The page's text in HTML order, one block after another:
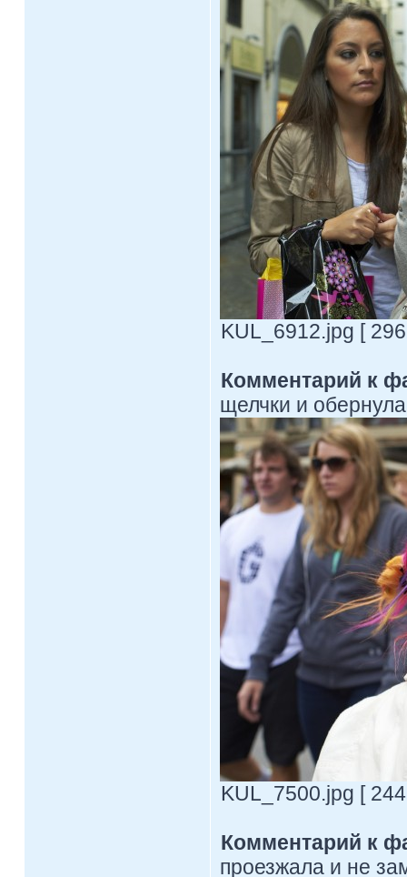
KUL_6912.jpg [
Комментарий к
щелчки и
KUL_7500.jpg [
Комментарий к
проезжала и не